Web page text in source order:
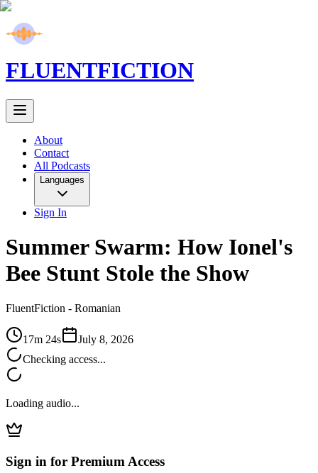
FLUENTFICTION
About
Contact
All Podcasts
Languages
Sign In
Summer Swarm: How Ionel's
Bee Stunt Stole the Show
FluentFiction - Romanian
17m 24s
July 8, 2026
Checking access...
Loading audio...
Sign in for Premium Access